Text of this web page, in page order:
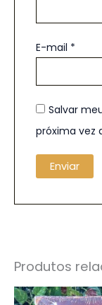
E-mail *
Salvar
próxima vez
Produtos